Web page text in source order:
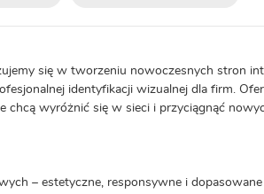
się w tworzeniu nowoczesnych stron
identyfikacji wizualnej dla firm.
chcą wyróżnić się w sieci i przyciągnąć
– estetyczne, responsywne i